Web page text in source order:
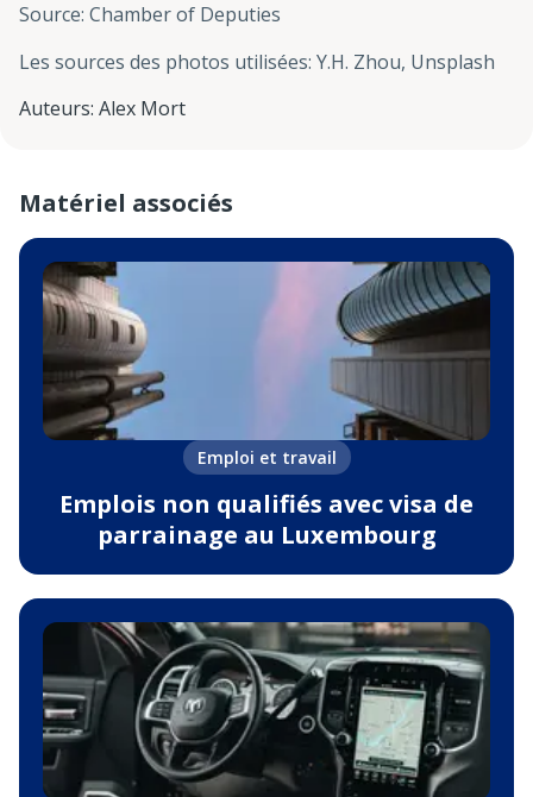
Source: Chamber of Deputies
Les sources des photos utilisées: Y.H. Zhou, Unsplash
Auteurs: Alex Mort
Matériel associés
Emploi et travail
Emplois non qualifiés avec visa de
parrainage au Luxembourg